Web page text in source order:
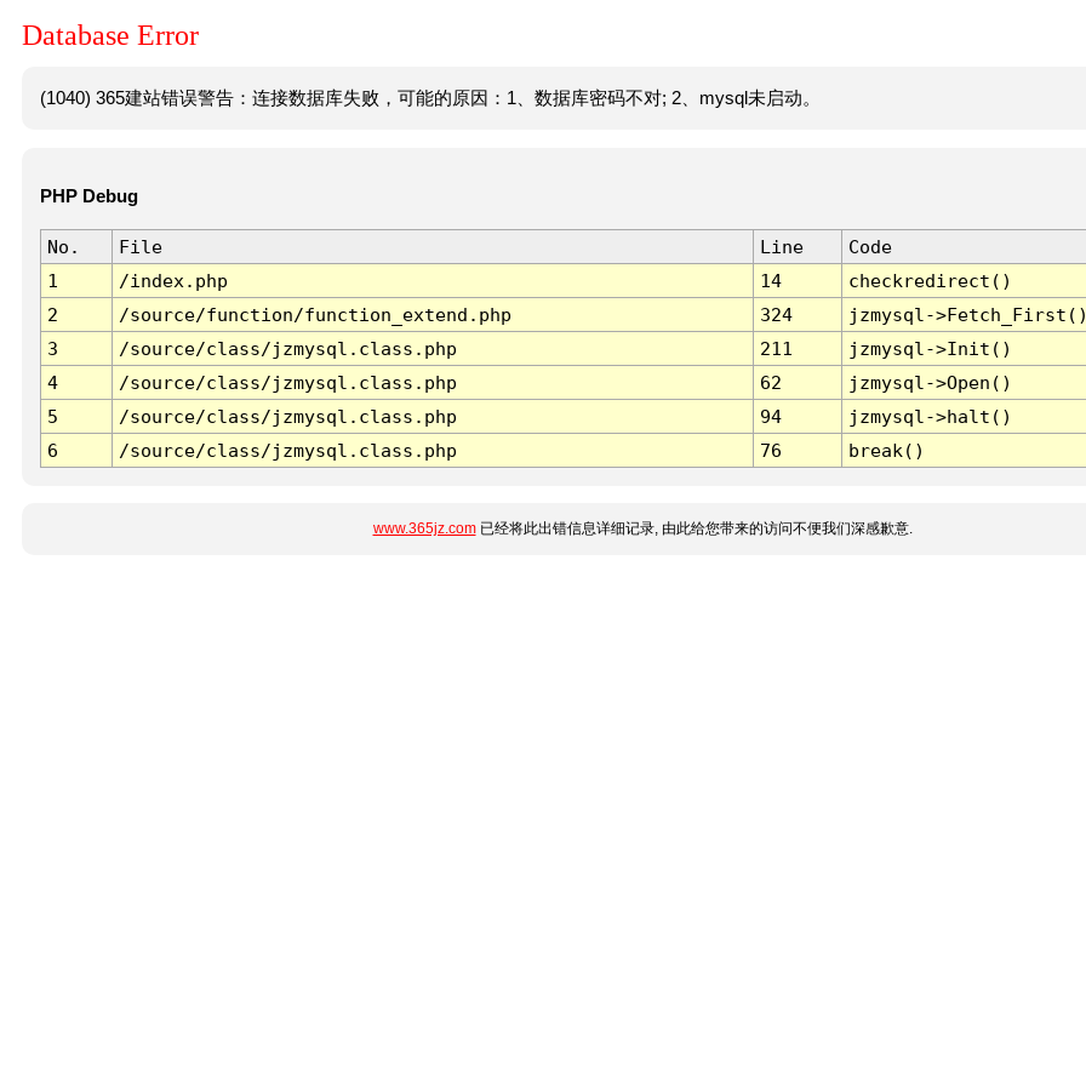
Database Error
(1040) 365建站错误警告：连接数据库失败，可能的原因：1、数据库密码不对; 2、mysql未启动。
PHP Debug
No. File Line
Code
1
/index.php 14
checkredirect()
2
/source/function/function_extend.php 324
jzmysql-
3
/source/class/jzmysql.class.php 211
jzmysql->Init()
4
/source/class/jzmysql.class.php 62
jzmysql->Open()
5
/source/class/jzmysql.class.php 94
jzmysql->halt()
6
/source/class/jzmysql.class.php 76 break()
www.365jz.com已经将此出错信息详细记录, 由此给您带来的访问不便我们深感歉意.